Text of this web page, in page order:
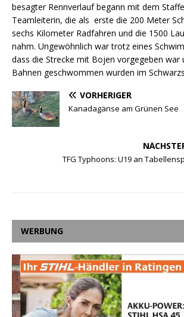
besagter Rennverlauf begann mit dem
Teamleiterin, die als erste die 200 Meter
sechs Kilometer Radfahren und die 1500
nahm. Ungewöhnlich war trotz eines
dass die Strecke mit Bojen vorgegeben war
Bahnen geschwommen wurden im
VORHERIGER
Kanadagänse am Grünen See
TFG Typhoons: U19 an
WERBUNG